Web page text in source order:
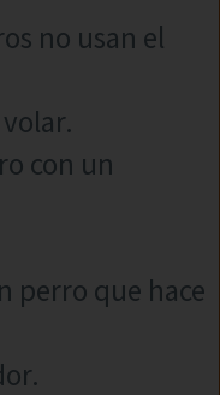
no usan el
con un
perro que hace